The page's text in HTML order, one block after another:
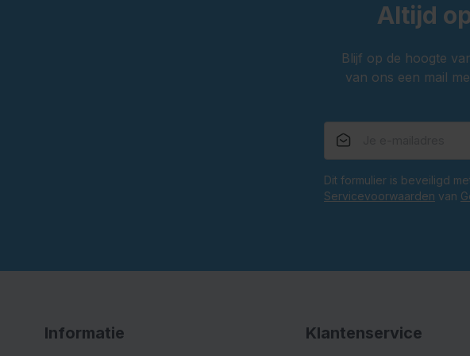
Altijd
Blijf op de hoogte
van ons een mail
Dit formulier is beveiligd
Servicevoorwaarden van
Informatie Klantenservice